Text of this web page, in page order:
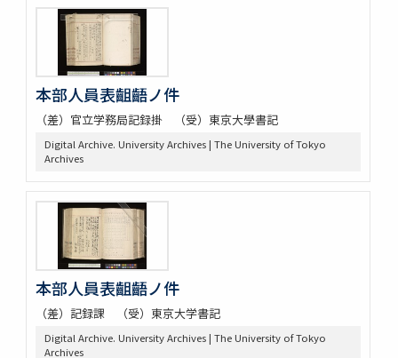
本部人員表齟齬ノ件
（差）官立学務局記録掛 （受）東京大學書記
Digital Archive. University Archives | The University of Tokyo
Archives
本部人員表齟齬ノ件
（差）記録課 （受）東京大学書記
Digital Archive. University Archives | The University of Tokyo
Archives